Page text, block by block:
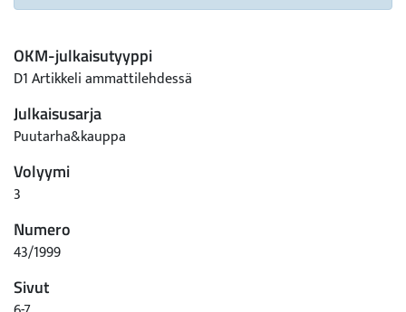
OKM-julkaisutyyppi
D1 Artikkeli ammattilehdessä
Julkaisusarja
Puutarha&kauppa
Volyymi
3
Numero
43/1999
Sivut